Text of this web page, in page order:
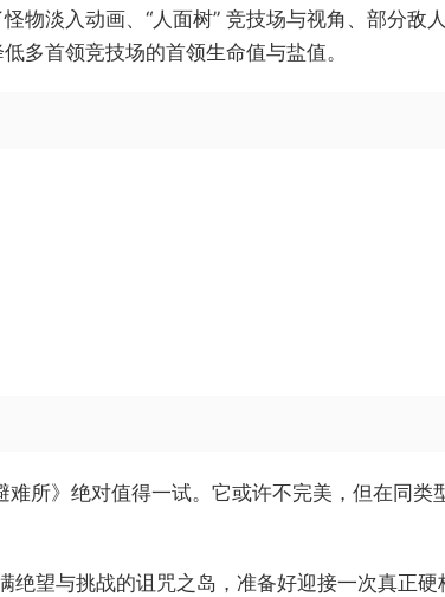
物淡入动画、“人面树” 竞技场与视角、部分敌
多首领竞技场的首领生命值与盐值。
难所》绝对值得一试。它或许不完美，但在同类
绝望与挑战的诅咒之岛，准备好迎接一次真正